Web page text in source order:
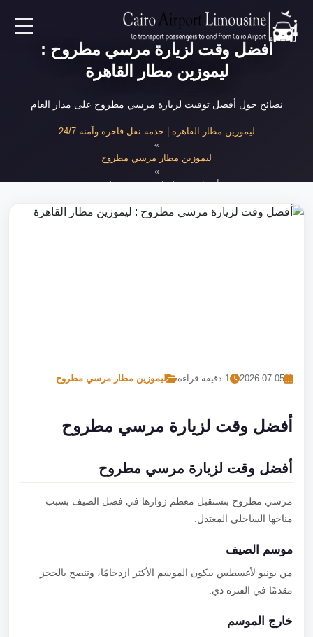
EN
خدمات المطار
نحن
أفضل وقت لزيارة مرسي مطروح :
ليموزين مطار القاهرة
نصائح حول أفضل توقيت لزيارة مرسي مطروح على مدار العام
ليموزين مطار القاهرة | خدمة نقل فاخرة وآمنة 24/7
ليموزين مطار مرسي مطروح
أفضل وقت لزيارة مرسي مطروح
2026-07-05 1 دقيقة قراءة ليموزين مطار مرسي مطروح
أفضل وقت لزيارة مرسي مطروح
أفضل وقت لزيارة مرسي مطروح
مرسي مطروح بتستقبل معظم زوارها في فصل الصيف بسبب
مناخها الساحلي المعتدل.
موسم الصيف
من يونيو لأغسطس بيكون الموسم الأكثر ازدحامًا، وننصح بالحجز
مقدمًا في الفترة دي.
خارج الموسم